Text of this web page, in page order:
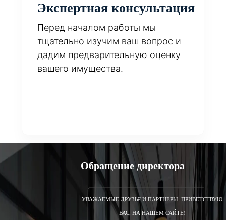
Экспертная консультация
Перед началом работы мы
тщательно изучим ваш вопрос и
дадим предварительную оценку
вашего имущества.
Обращение директора
УВАЖАЕМЫЕ ДРУЗЬЯ И ПАРТНЕРЫ, ПРИВЕТСТВУЮ
ВАС, НА НАШЕМ САЙТЕ!